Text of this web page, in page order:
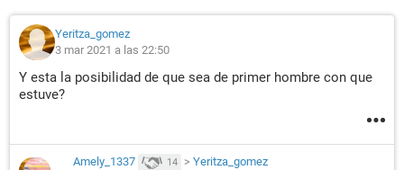
Yeritza_gomez
3 mar 2021 a las 22:50
Y esta la posibilidad de que sea de primer hombre con que
estuve?
Amely_1337 14 > Yeritza_gomez